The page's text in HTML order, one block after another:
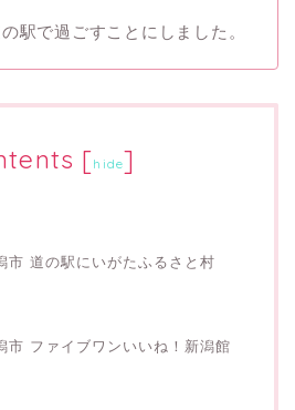
駅で過ごすことにしました。
[hide]
市 道の駅にいがたふるさと村
市 ファイブワンいいね！新潟館